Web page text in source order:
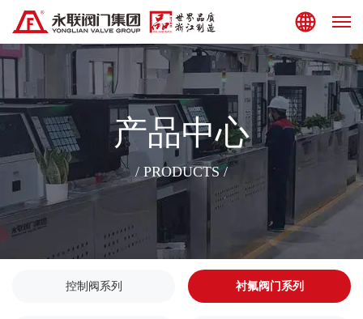
集团站点
产品中心
/ PRODUCTS /
控制阀系列 衬氟阀门系列